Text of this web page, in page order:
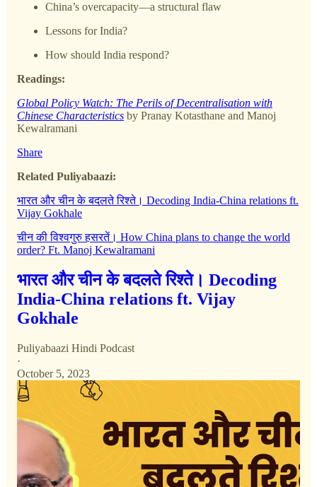
China’s overcapacity—a structural flaw
Lessons for India?
How should India respond?
Readings:
Global Policy Watch: The Perils of Decentralisation with
Chinese Characteristics by Pranay Kotasthane and Manoj
Kewalramani
Share
Related Puliyabaazi:
भारत और चीन के बदलते रिश्ते। Decoding India-China relations ft.
Vijay Gokhale
चीन की विश्वगुरु हसरतें। How China plans to change the world
order? Ft. Manoj Kewalramani
भारत और चीन के बदलते रिश्ते। Decoding
India-China relations ft. Vijay
Gokhale
Puliyabaazi Hindi Podcast
·
October 5, 2023